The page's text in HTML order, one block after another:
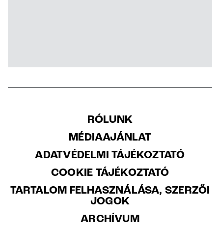
RÓLUNK
MÉDIAAJÁNLAT
ADATVÉDELMI TÁJÉKOZTATÓ
COOKIE TÁJÉKOZTATÓ
TARTALOM FELHASZNÁLÁSA, SZERZŐI
JOGOK
ARCHÍVUM